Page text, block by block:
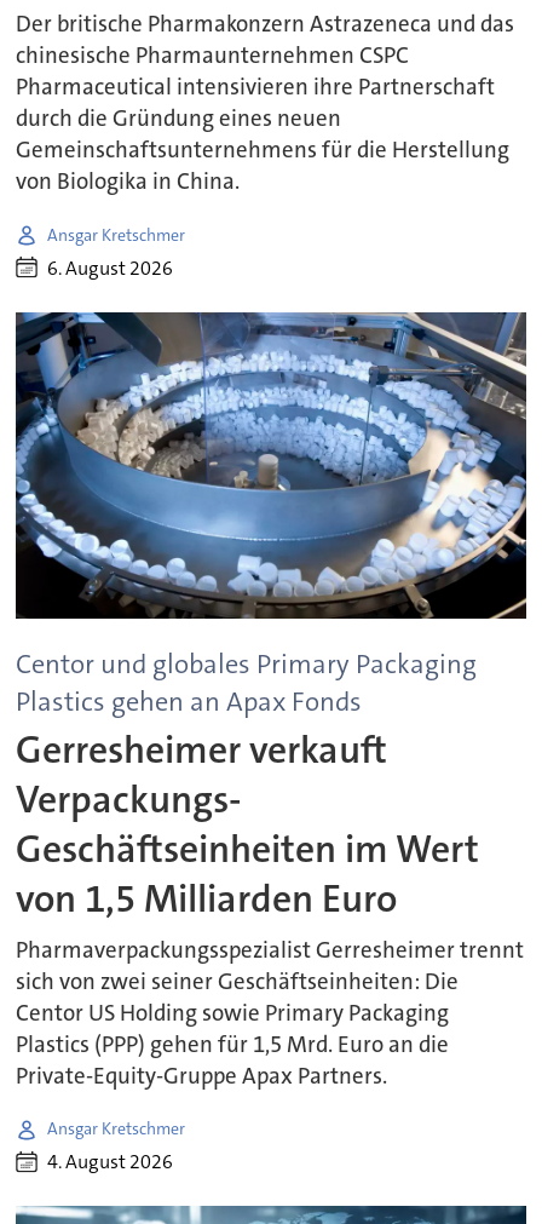
Der britische Pharmakonzern Astrazeneca und das
chinesische Pharmaunternehmen CSPC
Pharmaceutical intensivieren ihre Partnerschaft
durch die Gründung eines neuen
Gemeinschaftsunternehmens für die Herstellung
von Biologika in China.
Ansgar Kretschmer
6. August 2026
Centor und globales Primary Packaging
Plastics gehen an Apax Fonds
Gerresheimer verkauft
Verpackungs-
Geschäftseinheiten im Wert
von 1,5 Milliarden Euro
Pharmaverpackungsspezialist Gerresheimer trennt
sich von zwei seiner Geschäftseinheiten: Die
Centor US Holding sowie Primary Packaging
Plastics (PPP) gehen für 1,5 Mrd. Euro an die
Private-Equity-Gruppe Apax Partners.
Ansgar Kretschmer
4. August 2026